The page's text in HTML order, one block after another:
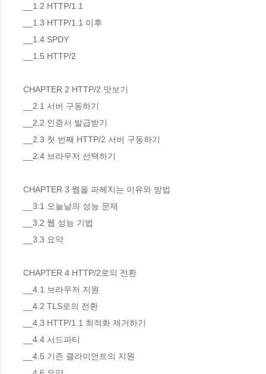
__1.2 HTTP/1.1
__1.3 HTTP/1.1 이후
__1.4 SPDY
__1.5 HTTP/2
CHAPTER 2 HTTP/2 맛보기
__2.1 서버 구동하기
__2.2 인증서 발급받기
__2.3 첫 번째 HTTP/2 서버 구동하기
__2.4 브라우저 선택하기
CHAPTER 3 웹을 파헤치는 이유와 방법
__3.1 오늘날의 성능 문제
__3.2 웹 성능 기법
__3.3 요약
CHAPTER 4 HTTP/2로의 전환
__4.1 브라우저 지원
__4.2 TLS로의 전환
__4.3 HTTP/1.1 최적화 제거하기
__4.4 서드파티
__4.5 기존 클라이언트의 지원